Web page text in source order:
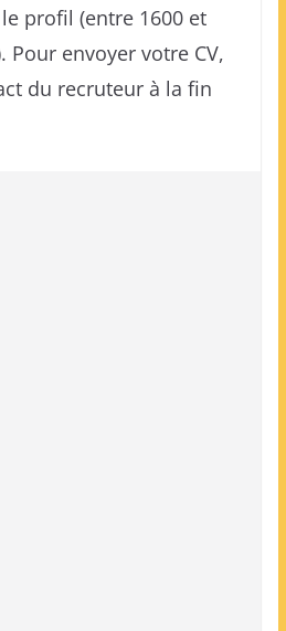
profil (entre 1600 et
Pour envoyer votre CV,
du recruteur à la fin